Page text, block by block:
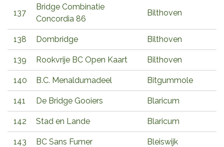
137
Bridge Combinatie
Concordia 86
Bilthoven
138 Dombridge Bilthoven
139 Rookvrije BC Open Kaart Bilthoven
140 B.C. Menaldumadeel Bitgummole
141 De Bridge Gooiers Blaricum
142 Stad en Lande Blaricum
143 BC Sans Fumer Bleiswijk